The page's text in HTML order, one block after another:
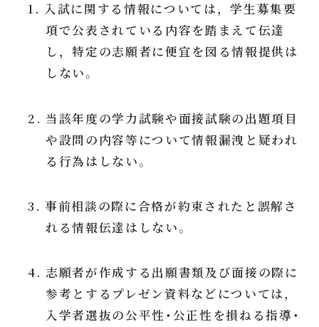
1. 入試に関する情報については，学生募集要
項で公表されている内容を踏まえて伝達
し，特定の志願者に便宜を図る情報提供は
しない。
2. 当該年度の学力試験や面接試験の出題項目
や設問の内容等について情報漏洩と疑われ
る行為はしない。
3. 事前相談の際に合格が約束されたと誤解さ
れる情報伝達はしない。
4. 志願者が作成する出願書類及び面接の際に
参考とするプレゼン資料などについては，
入学者選抜の公平性・公正性を損ねる指導・